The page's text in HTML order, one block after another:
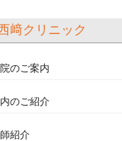
﨑クリニック
のご案内
のご紹介
紹介